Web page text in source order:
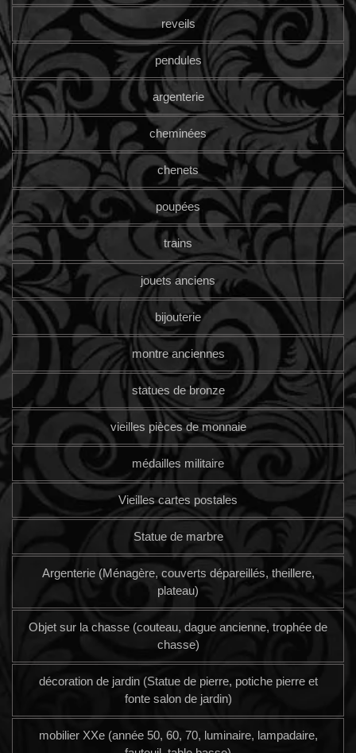
reveils
pendules
argenterie
cheminées
chenets
poupées
trains
jouets anciens
bijouterie
montre anciennes
statues de bronze
vieilles pièces de monnaie
médailles militaire
Vieilles cartes postales
Statue de marbre
Argenterie (Ménagère, couverts dépareillés, theillere,
plateau)
Objet sur la chasse (couteau, dague ancienne, trophée de
chasse)
décoration de jardin (Statue de pierre, potiche pierre et
fonte salon de jardin)
mobilier XXe (année 50, 60, 70, luminaire, lampadaire,